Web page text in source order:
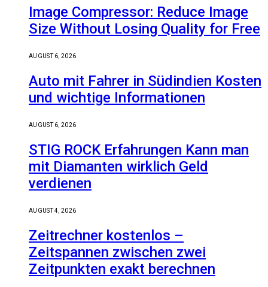
Image Compressor: Reduce Image
Size Without Losing Quality for Free
AUGUST 6, 2026
Auto mit Fahrer in Südindien Kosten
und wichtige Informationen
AUGUST 6, 2026
STIG ROCK Erfahrungen Kann man
mit Diamanten wirklich Geld
verdienen
AUGUST 4, 2026
Zeitrechner kostenlos –
Zeitspannen zwischen zwei
Zeitpunkten exakt berechnen